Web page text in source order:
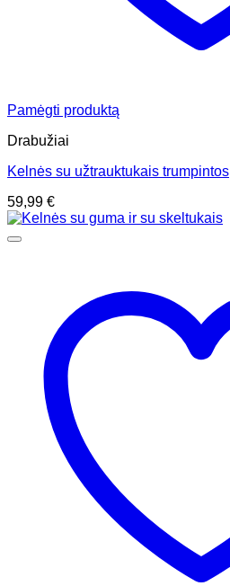
Pamėgti produktą
Drabužiai
Kelnės su užtrauktukais trumpintos
59,99 €